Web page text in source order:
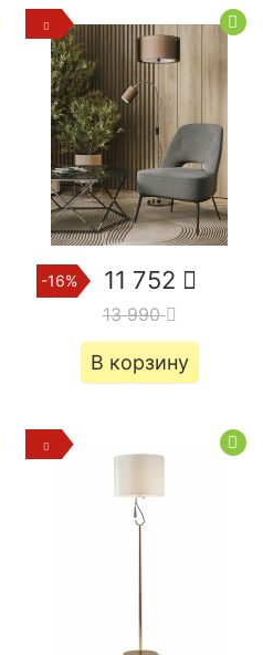
-16% 11 752
13 990
В корзину